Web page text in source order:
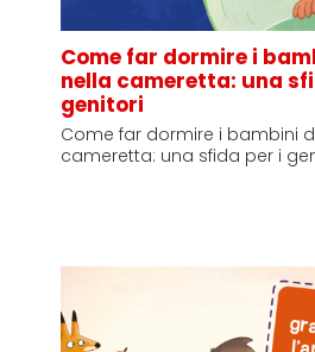
Come far dormire i
nella cameretta: una
genitori
Come far dormire i bambini
cameretta: una sfida per i